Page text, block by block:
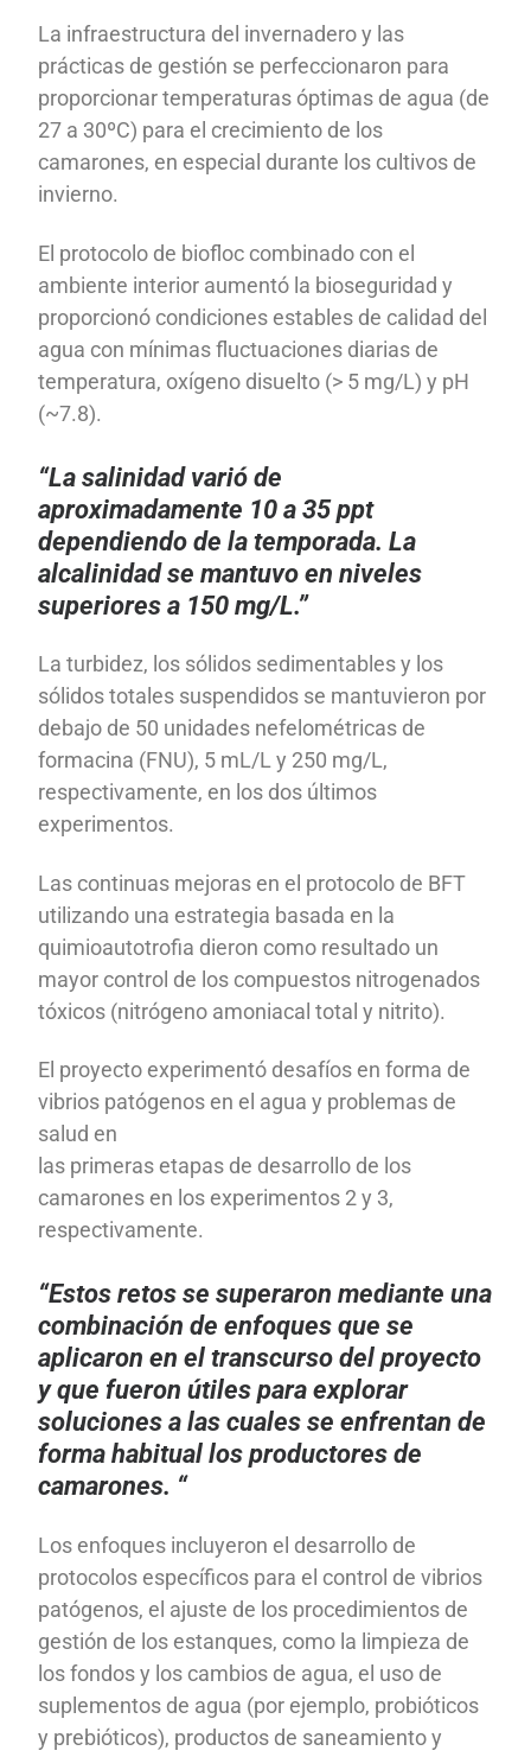
La infraestructura del invernadero y las
prácticas de gestión se perfeccionaron para
proporcionar temperaturas óptimas de agua (de
27 a 30ºC) para el crecimiento de los
camarones, en especial durante los cultivos de
invierno.
El protocolo de biofloc combinado con el
ambiente interior aumentó la bioseguridad y
proporcionó condiciones estables de calidad del
agua con mínimas fluctuaciones diarias de
temperatura, oxígeno disuelto (> 5 mg/L) y pH
(~7.8).
“La salinidad varió de
aproximadamente 10 a 35 ppt
dependiendo de la temporada. La
alcalinidad se mantuvo en niveles
superiores a 150 mg/L.”
La turbidez, los sólidos sedimentables y los
sólidos totales suspendidos se mantuvieron por
debajo de 50 unidades nefelométricas de
formacina (FNU), 5 mL/L y 250 mg/L,
respectivamente, en los dos últimos
experimentos.
Las continuas mejoras en el protocolo de BFT
utilizando una estrategia basada en la
quimioautotrofia dieron como resultado un
mayor control de los compuestos nitrogenados
tóxicos (nitrógeno amoniacal total y nitrito).
El proyecto experimentó desafíos en forma de
vibrios patógenos en el agua y problemas de
salud en
las primeras etapas de desarrollo de los
camarones en los experimentos 2 y 3,
respectivamente.
“Estos retos se superaron mediante una
combinación de enfoques que se
aplicaron en el transcurso del proyecto
y que fueron útiles para explorar
soluciones a las cuales se enfrentan de
forma habitual los productores de
camarones. “
Los enfoques incluyeron el desarrollo de
protocolos específicos para el control de vibrios
patógenos, el ajuste de los procedimientos de
gestión de los estanques, como la limpieza de
los fondos y los cambios de agua, el uso de
suplementos de agua (por ejemplo, probióticos
y prebióticos), productos de saneamiento y